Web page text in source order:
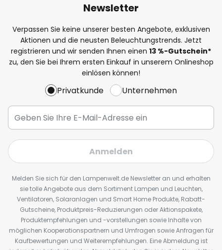
Newsletter
Verpassen Sie keine unserer besten Angebote, exklusiven
Aktionen und die neusten Beleuchtungstrends. Jetzt
registrieren und wir senden Ihnen einen 13 %-Gutschein*
zu, den Sie bei Ihrem ersten Einkauf in unserem Onlineshop
einlösen können!
Privatkunde Unternehmen
Anmelden
Melden Sie sich für den Lampenwelt.de Newsletter an und erhalten
sie tolle Angebote aus dem Sortiment Lampen und Leuchten,
Ventilatoren, Solaranlagen und Smart Home Produkte, Rabatt-
Gutscheine, Produktpreis-Reduzierungen oder Aktionspakete,
Produktempfehlungen und -vorstellungen sowie Inhalte von
möglichen Kooperationspartnern und Umfragen sowie Anfragen für
Kaufbewertungen und Weiterempfehlungen. Eine Abmeldung ist